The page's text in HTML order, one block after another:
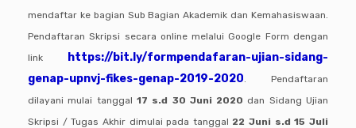
mendaftar ke bagian Sub Bagian Akademik dan Kemahasiswaan.
Pendaftaran Skripsi secara online melalui Google Form dengan
link
https://bit.ly/formpendafaran-ujian-sidang-
genap-upnvj-fikes-genap-2019-2020 . Pendaftaran
dilayani mulai tanggal 17 s.d 30 Juni 2020 dan Sidang Ujian
Skripsi / Tugas Akhir dimulai pada tanggal 22 Juni s.d 15 Juli